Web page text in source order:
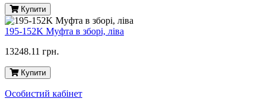
Купити
195-152K Муфта в зборі, ліва
13248.11 грн.
Купити
Особистий кабінет